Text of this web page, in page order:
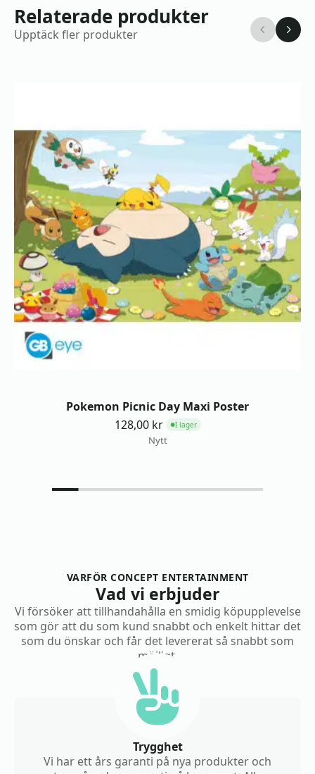
Relaterade produkter
Upptäck fler produkter
Pokemon Picnic Day Maxi Poster
128,00 kr ●I lager
Nytt
VARFÖR CONCEPT ENTERTAINMENT
Vad vi erbjuder
Vi försöker att tillhandahålla en smidig köpupplevelse
som gör att du som kund snabbt och enkelt hittar det
som du önskar och får det levererat så snabbt som
möjligt.
Trygghet
Vi har ett års garanti på nya produkter och